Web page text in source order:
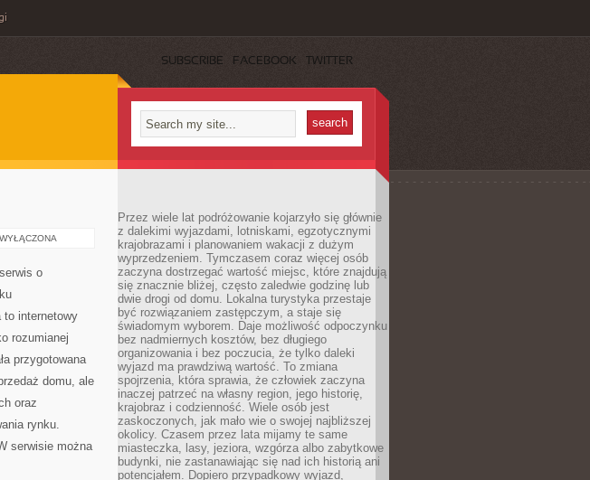
SUBSCRIBE FACEBOOK TWITTER
o
to internetowy
rozumianej
przygotowana
domu, ale
oraz
rynku.
serwisie można
Przez wiele lat podróżowanie kojarzyło się głównie
z dalekimi wyjazdami, lotniskami, egzotycznymi
krajobrazami i planowaniem wakacji z dużym
wyprzedzeniem. Tymczasem coraz więcej osób
zaczyna dostrzegać wartość miejsc, które znajdują
się znacznie bliżej, często zaledwie godzinę lub
dwie drogi od domu. Lokalna turystyka przestaje
być rozwiązaniem zastępczym, a staje się
świadomym wyborem. Daje możliwość odpoczynku
bez nadmiernych kosztów, bez długiego
organizowania i bez poczucia, że tylko daleki
wyjazd ma prawdziwą wartość. To zmiana
spojrzenia, która sprawia, że człowiek zaczyna
inaczej patrzeć na własny region, jego historię,
krajobraz i codzienność. Wiele osób jest
zaskoczonych, jak mało wie o swojej najbliższej
okolicy. Czasem przez lata mijamy te same
miasteczka, lasy, jeziora, wzgórza albo zabytkowe
budynki, nie zastanawiając się nad ich historią ani
potencjałem. Dopiero przypadkowy wyjazd,